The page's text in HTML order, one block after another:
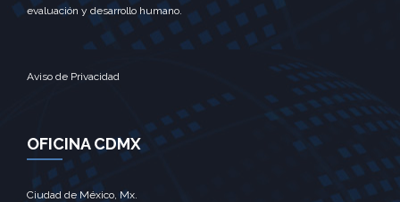
evaluación y desarrollo humano.
Aviso de Privacidad
OFICINA CDMX
Ciudad de México, Mx.‎